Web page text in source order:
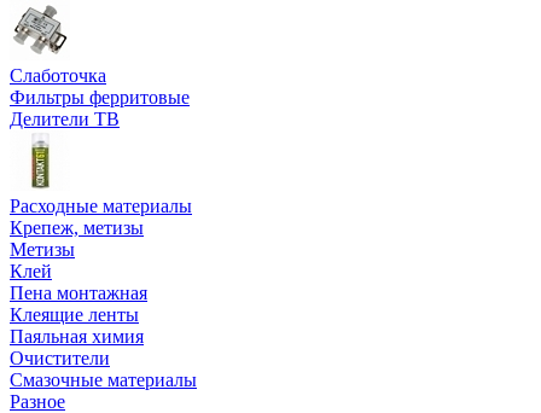
Слаботочка
Фильтры ферритовые
Делители ТВ
Расходные материалы
Крепеж, метизы
Метизы
Клей
Пена монтажная
Клеящие ленты
Паяльная химия
Очистители
Смазочные материалы
Разное